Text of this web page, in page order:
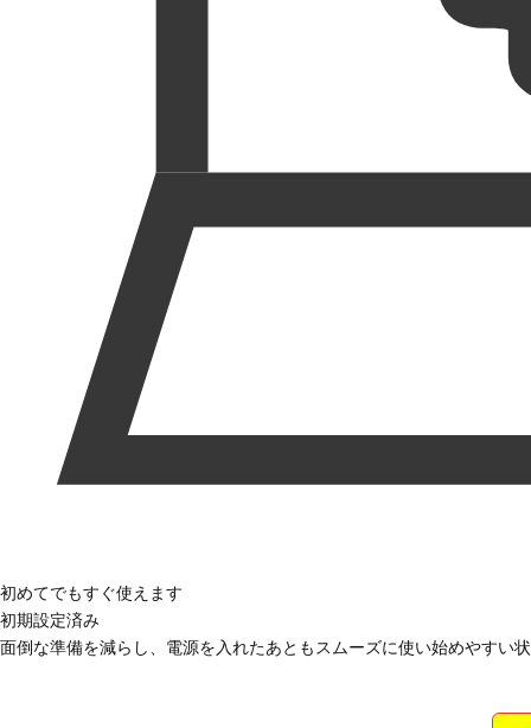
初めてでもすぐ使えます
初期設定済み
面倒な準備を減らし、電源を入れたあともスムーズに使い始めやすい